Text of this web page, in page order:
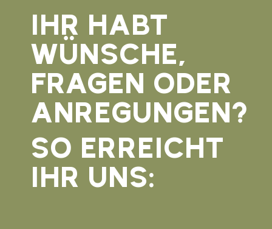
IHR HABT
WÜNSCHE,
FRAGEN ODER
ANREGUNGEN?
SO ERREICHT
IHR UNS: